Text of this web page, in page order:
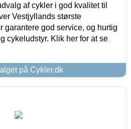
af cykler i god kvalitet til
Vestjyllands største
garantere god service, og hurtig
cykeludstyr. Klik her for at se
på Cykler.dk